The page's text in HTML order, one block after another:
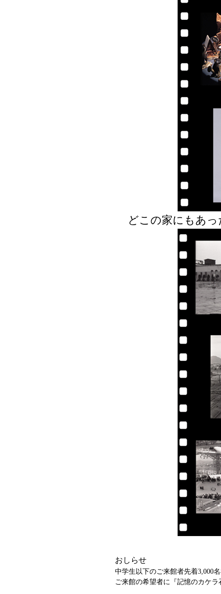
どこの家にもあ
おしらせ
中学生以下のご来館者先着3,000
ご来館の希望者に『記憶のカケ